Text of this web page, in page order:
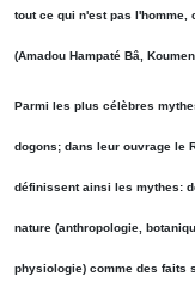
tout ce qui n'est pas l'homme,
(Amadou Hampaté Bâ,
Parmi les plus célèbres
dogons; dans leur ouvrage le
définissent ainsi les mythes:
nature (anthropologie,
physiologie) comme des faits